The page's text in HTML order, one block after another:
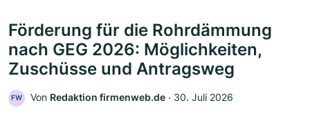
Förderung für die Rohrdämmung
nach GEG 2026: Möglichkeiten,
Zuschüsse und Antragsweg
FW Von Redaktion firmenweb.de ‧ 30. Juli 2026